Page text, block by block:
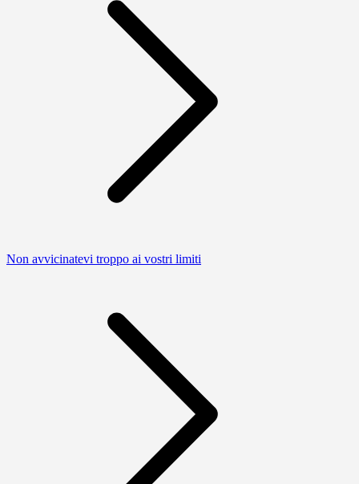
Non avvicinatevi troppo ai vostri limiti